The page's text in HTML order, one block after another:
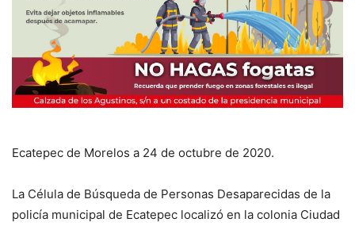
Ecatepec de Morelos a 24 de octubre de 2020.
La Célula de Búsqueda de Personas Desaparecidas de la
policía municipal de Ecatepec localizó en la colonia Ciudad